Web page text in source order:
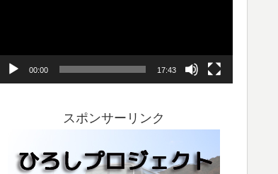
00:00 17:43
スポンサーリンク